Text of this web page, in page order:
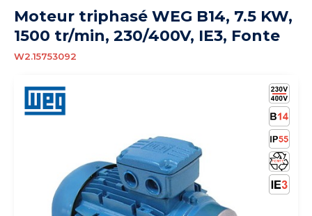
Moteur triphasé WEG B14, 7.5 KW,
1500 tr/min, 230/400V, IE3, Fonte
W2.15753092